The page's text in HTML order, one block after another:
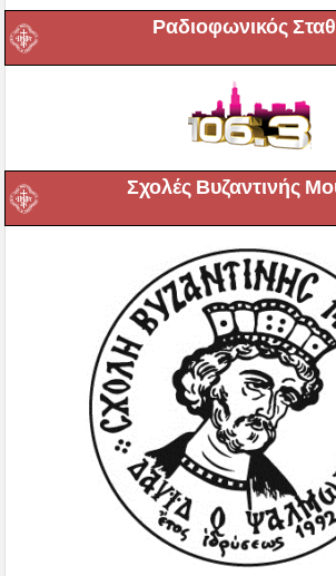
Ραδιοφωνικός
Σχολές Βυζαντινής